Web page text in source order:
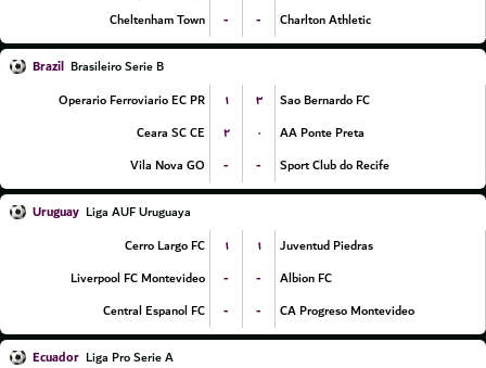
Cheltenham Town
- - Charlton Athletic
Brazil Brasileiro Serie B
Operario Ferroviario EC PR
۱ ۳
Sao Bernardo FC
Ceara SC CE
۲ ۰
AA Ponte Preta
Vila Nova GO
- - Sport Club do Recife
Uruguay Liga AUF Uruguaya
Cerro Largo FC
۱ ۱
Juventud Piedras
Liverpool FC Montevideo
- -
Albion FC
Central Espanol FC
- - CA Progreso Montevideo
Ecuador Liga Pro Serie A